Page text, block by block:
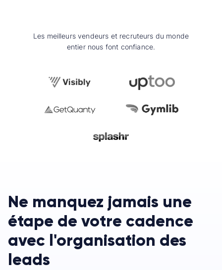
Les meilleurs vendeurs et recruteurs du monde
entier nous font confiance.
Ne manquez jamais une
étape de votre cadence
avec l'organisation des
leads